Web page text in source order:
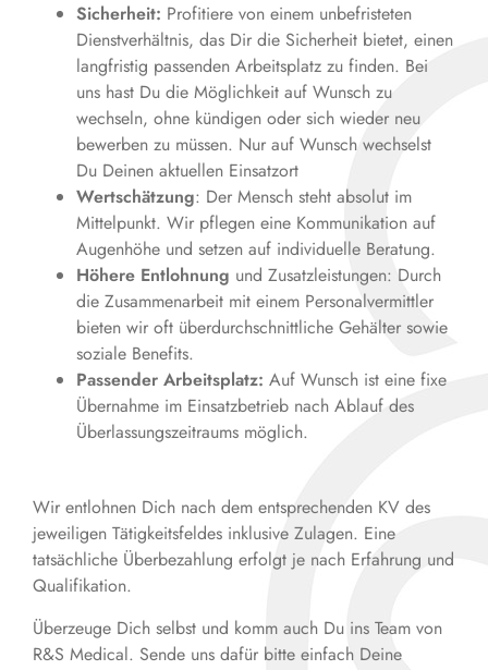
Sicherheit: Profitiere von einem unbefristeten
Dienstverhältnis, das Dir die Sicherheit bietet, einen
langfristig passenden Arbeitsplatz zu finden. Bei
uns hast Du die Möglichkeit auf Wunsch zu
wechseln, ohne kündigen oder sich wieder neu
bewerben zu müssen. Nur auf Wunsch wechselst
Du Deinen aktuellen Einsatzort
Wertschätzung: Der Mensch steht absolut im
Mittelpunkt. Wir pflegen eine Kommunikation auf
Augenhöhe und setzen auf individuelle Beratung.
Höhere Entlohnung und Zusatzleistungen: Durch
die Zusammenarbeit mit einem Personalvermittler
bieten wir oft überdurchschnittliche Gehälter sowie
soziale Benefits.
Passender Arbeitsplatz: Auf Wunsch ist eine fixe
Übernahme im Einsatzbetrieb nach Ablauf des
Überlassungszeitraums möglich.
Wir entlohnen Dich nach dem entsprechenden KV des
jeweiligen Tätigkeitsfeldes inklusive Zulagen. Eine
tatsächliche Überbezahlung erfolgt je nach Erfahrung und
Qualifikation.
Überzeuge Dich selbst und komm auch Du ins Team von
R&S Medical. Sende uns dafür bitte einfach Deine